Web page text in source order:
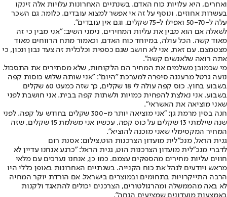
ואחרים, היא עלויות כוח האדם. בשנתיים האחרונות עלויות אלה זינקו
בעשרות אחוזים, ונוסף על זה אי אפשר למצוא עובדים. כלומר, גם השכר
עלה ל-50-70 ואפילו ל-75 שקלים, וגם אין עובדים".
לשאלה אם הוא מבין את עליות המחירים, נימני השיב: "אני מבין כי זה
מאוד קשה. הכל עולה, במיוחד כוח האדם, וכאמור מתח הרווחים מאוד
מצטמצם. עם זאת, אני לא חושב שגם כספית וכלכלית זה צעד נבון ונכון, כי
אתה רואה שלאנשים קשה".
מי שכמובן משלמים את המחיר הם הלקוחות, שלא מסתירים את התסכול.
נועה גרטל מרעננה סיפרה למערכת "היום": "אני שותה שלוש כוסות קפה
בשבוע בחוץ. כוס קפה עולה לי 18 שקלים, כך שזה כמעט 60 שקלים
בשבוע. אני נאלצת להפחית כמויות ולשתות קפה בבית. אני חושבת לפני
שאני מוציאה את האשראי".
חנה בסין מרמת גן: "אני מוציאה יותר מ-300 שקלים בחודש על קפה. לפני
שנה שילמתי 13 שקלים על כוס קפה, עכשיו אני משלמת 15 שקלים, שזה
המחיר המקסימלי שאני מוכנה להוציא".
גנית הראל, מנכ"לית מועדון הצרכנות הוט,צילום: אסנת רום
לדברי מנכ"לית מועדון הצרכנות הוט, גנית הראל: "כרגע אנחנו עדיין לא
חווים עליות מחירים מהספקים עצמם. כמו כן, אנחנו נערכים עם מלאי
מראש ויודעים לנהל את כוח הקנייה. בשנתיים האחרונות באופן כללי היו
הרבה התייקרויות בתחומים ובמוצרים בישראל. אם הורדת יוקר המחיה
לא באה מהממשלה ומהרגולטורים, הצרכנים יכולים להתאגד ולקנות